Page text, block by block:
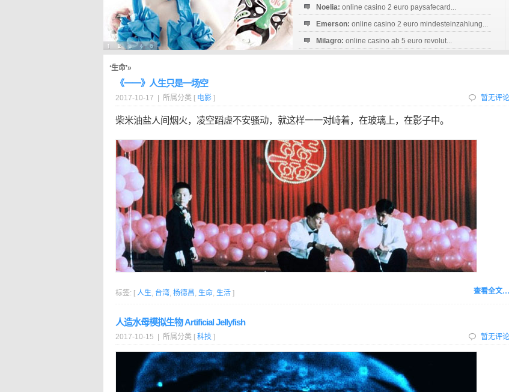
Noelia: online casino 2 euro paysafecard...
Emerson: online casino 2 euro mindesteinzahlung...
Milagro: online casino ab 5 euro revolut...
‘生命’»
《一一》人生只是一场空
2017-10-17 | 所属分类 [ 电影 ] 暂无评论
柴米油盐人间烟火，凌空蹈虚不安骚动，就这样一一对峙着，在玻璃上，在影子中。
查看全文…
标签: [ 人生, 台湾, 杨德昌, 生命, 生活 ]
人造水母模拟生物 Artificial Jellyfish
2017-10-15 | 所属分类 [ 科技 ] 暂无评论